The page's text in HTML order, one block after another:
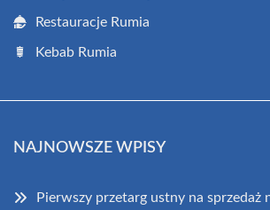
Restauracje Rumia
Kebab Rumia
NAJNOWSZE WPISY
Pierwszy przetarg ustny na sprzedaż